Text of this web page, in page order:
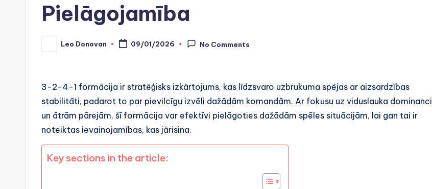
Pielāgojamība
Posted
by
Leo Donovan 09/01/2026 No Comments
3-2-4-1 formācija ir stratēģisks izkārtojums, kas līdzsvaro uzbrukuma spējas ar aizsardzības
stabilitāti, padarot to par pievilcīgu izvēli dažādām komandām. Ar fokusu uz viduslauka dominanci
un ātrām pārejām, šī formācija var efektīvi pielāgoties dažādām spēles situācijām, lai gan tai ir
noteiktas ievainojamības, kas jārisina.
Key sections in the article: